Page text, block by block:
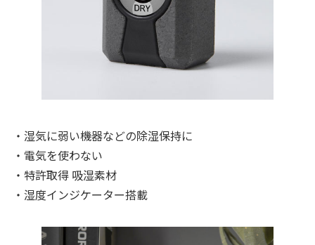
・湿気に弱い機器などの除湿保持に
・電気を使わない
・特許取得 吸湿素材
・湿度インジケーター搭載